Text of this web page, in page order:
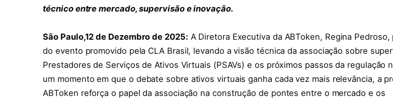
técnico entre mercado, supervisão e inovação.
São Paulo,12 de Dezembro de 2025: A Diretora Executiva da ABToken, Regina
do evento promovido pela CLA Brasil, levando a visão técnica da associação sobre
Prestadores de Serviços de Ativos Virtuais (PSAVs) e os próximos passos da regulação
um momento em que o debate sobre ativos virtuais ganha cada vez mais relevância, a
ABToken reforça o papel da associação na construção de pontes entre o mercado e os